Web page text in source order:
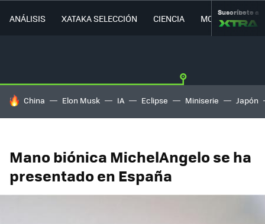
ANÁLISIS XATAKA SELECCIÓN CIENCIA MOVILIDAD
Suscríbete a
HOY SE HABLA DE
China Elon Musk IA Eclipse Miniserie Japón
Mano biónica MichelAngelo se ha
presentado en España